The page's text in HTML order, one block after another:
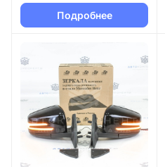
электроскладывание,
вежливая подсветка)
кузова
Подробнее